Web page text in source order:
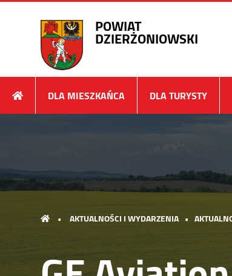
POWIAT
DZIERŻONIOWSKI
DLA MIESZKAŃCA DLA TURYSTY
• AKTUALNOŚCI I WYDARZENIA •